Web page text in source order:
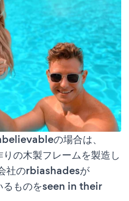
の場合は、
の木製フレームを製造し
社のrbiashadesが
ものをseen in their